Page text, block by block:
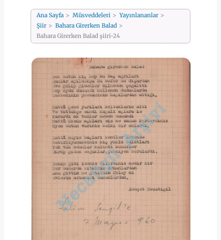
Ana Sayfa Müsveddeleri
Yayınlananlar
Şiir
Bahara Girerken Balad
Bahara Girerken Balad şiiri-24